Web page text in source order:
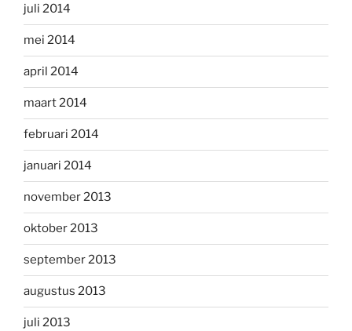
juli 2014
mei 2014
april 2014
maart 2014
februari 2014
januari 2014
november 2013
oktober 2013
september 2013
augustus 2013
juli 2013